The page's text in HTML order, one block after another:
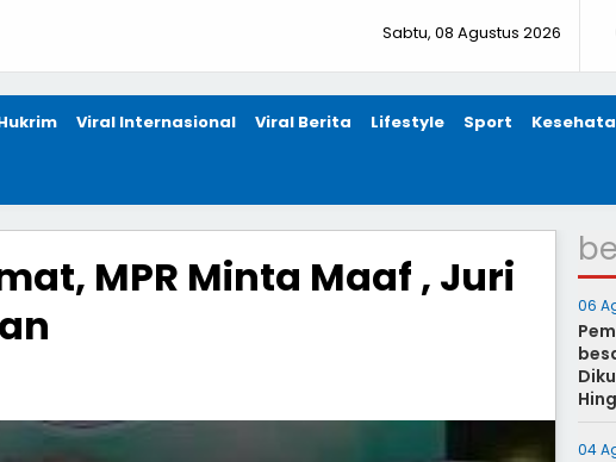
Sabtu, 08 Agustus 2026
Viral Internasional Viral Berita Lifestyle Sport
MPR Minta Maaf , Juri
06
04